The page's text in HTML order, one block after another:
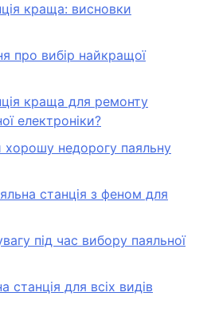
краща: висновки
про вибір найкращої
краща для ремонту
електроніки?
недорогу паяльну
станція з феном для
під час вибору паяльної
станція для всіх видів